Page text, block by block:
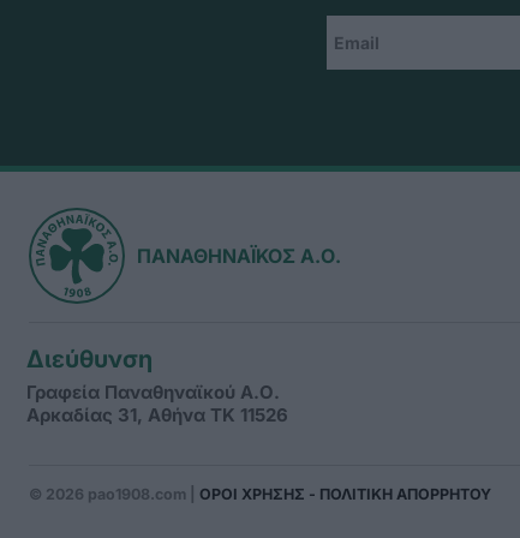
ΠΑΝΑΘΗΝΑΪΚΟΣ Α.Ο.
Διεύθυνση
Γραφεία Παναθηναϊκού Α.Ο.
Αρκαδίας 31, Αθήνα ΤΚ 11526
© 2026 pao1908.com | ΟΡΟΙ ΧΡΗΣΗΣ - ΠΟΛΙΤΙΚΗ ΑΠΟΡΡΗΤΟΥ